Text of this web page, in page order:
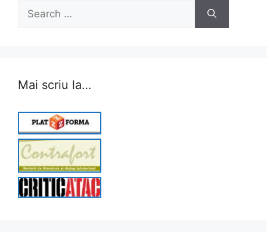
Search
for:
Mai scriu la…